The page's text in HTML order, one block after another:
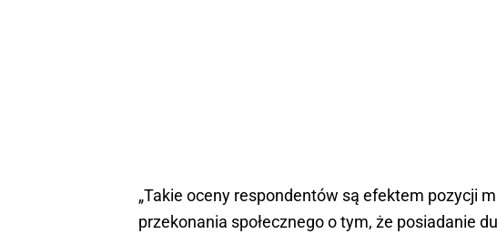
„Takie oceny respondentów są efektem pozycji
przekonania społecznego o tym, że posiadanie